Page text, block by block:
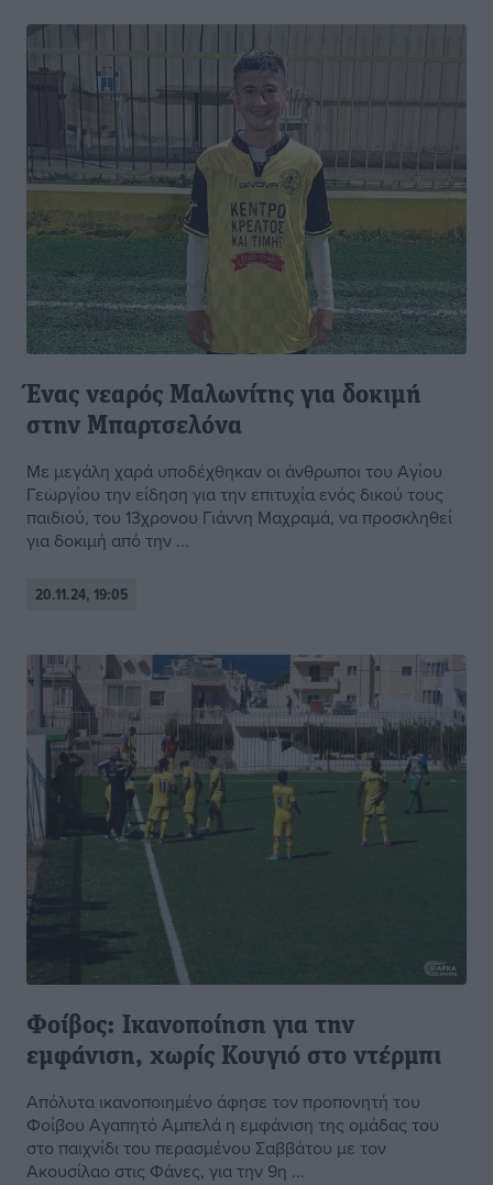
Ένας νεαρός Μαλωνίτης για δοκιμή
στην Μπαρτσελόνα
Με μεγάλη χαρά υποδέχθηκαν οι άνθρωποι του Αγίου
Γεωργίου την είδηση για την επιτυχία ενός δικού τους
παιδιού, του 13χρονου Γιάννη Μαχραμά, να προσκληθεί
για δοκιμή από την ...
20.11.24, 19:05
Φοίβος: Ικανοποίηση για την
εμφάνιση, χωρίς Κουγιό στο ντέρμπι
Απόλυτα ικανοποιημένο άφησε τον προπονητή του
Φοίβου Αγαπητό Αμπελά η εμφάνιση της ομάδας του
στο παιχνίδι του περασμένου Σαββάτου με τον
Ακουσίλαο στις Φάνες, για την 9η ...